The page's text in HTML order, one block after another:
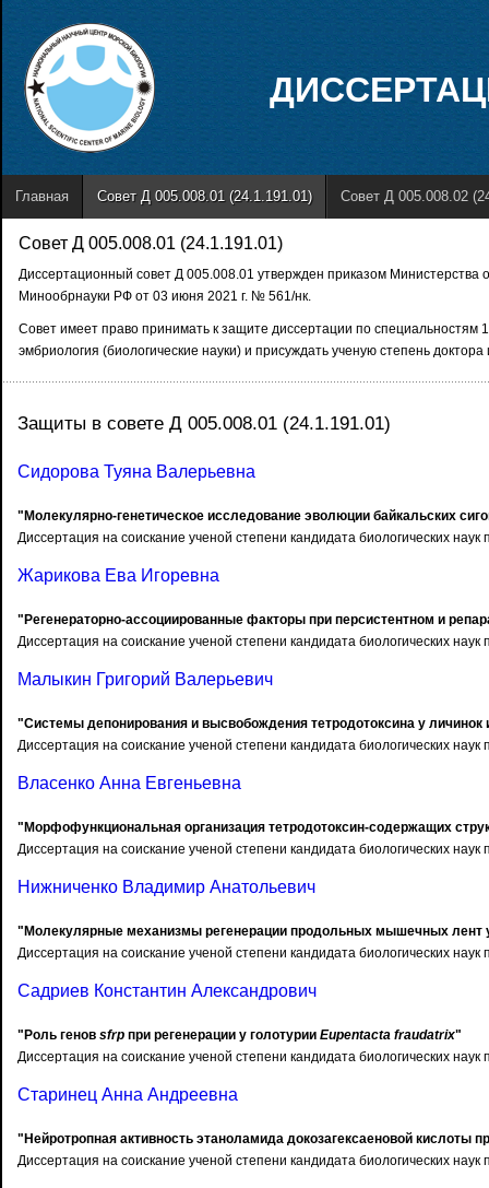
Главная Совет Д 005.008.01 (24.1.191.01) Совет Д 005.008.02
Совет Д 005.008.01 (24.1.191.01)
Диссертационный совет Д 005.008.01 утвержден приказом
Минообрнауки РФ от 03 июня 2021 г. № 561/нк.
Совет имеет право принимать к защите диссертации по специальностям
эмбриология (биологические науки) и присуждать ученую степень
Защиты в совете Д 005.008.01 (24.1.191.01)
Сидорова Туяна Валерьевна
"Молекулярно-генетическое исследование эволюции байкальских
Диссертация на соискание ученой степени кандидата биологических наук
Жарикова Ева Игоревна
"Регенераторно-ассоциированные факторы при персистентном и
Диссертация на соискание ученой степени кандидата биологических
Малыкин Григорий Валерьевич
"Системы депонирования и высвобождения тетродотоксина у
Диссертация на соискание ученой степени кандидата биологических
Власенко Анна Евгеньевна
"Морфофункциональная организация тетродотоксин-содержащих
Диссертация на соискание ученой степени кандидата биологических
Нижниченко Владимир Анатольевич
"Молекулярные механизмы регенерации продольных мышечных лент
Диссертация на соискание ученой степени кандидата биологических
Садриев Константин Александрович
"Роль геновsfrp при регенерации у голотурииEupentacta fraudatrix"
Диссертация на соискание ученой степени кандидата биологических
Старинец Анна Андреевна
"Нейротропная активность этаноламида докозагексаеновой кислоты
Диссертация на соискание ученой степени кандидата биологических